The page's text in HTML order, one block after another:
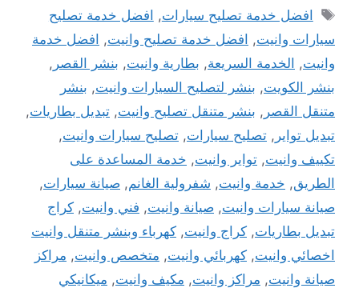
الوسوم
افضل خدمة تصليح سيارات, افضل خدمة تصليح
سيارات وانيت, افضل خدمة تصليح وانيت, افضل خدمة
وانيت, الخدمة السريعة, بطارية وانيت, بنشر القصر ,
بنشر الكويت, بنشر لتصليح السيارات وانيت, بنشر
متنقل القصر , بنشر متنقل تصليح وانيت, تبديل بطاريات,
تبديل تواير , تصليح سيارات, تصليح سيارات وانيت,
تكييف وانيت, تواير وانيت, خدمة المساعدة على
الطريق, خدمة وانيت, شفرولية الغانم, صيانة سيارات,
صيانة سيارات وانيت, صيانة وانيت, فني وانيت, كراج
تبديل بطاريات, كراج وانيت, كهرباء وبنشر متنقل وانيت
اخصائي وانيت, كهربائي وانيت, متخصص وانيت, مراكز
صيانة وانيت, مراكز وانيت, مكيف وانيت, ميكانيكي